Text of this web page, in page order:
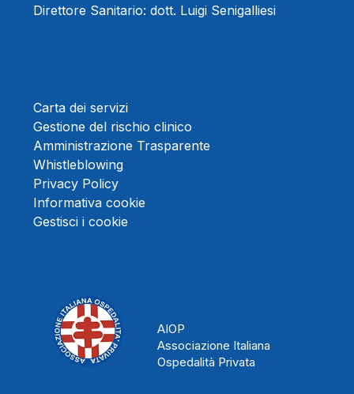
Direttore Sanitario: dott. Luigi Senigalliesi
Carta dei servizi
Gestione del rischio clinico
Amministrazione Trasparente
Whistleblowing
Privacy Policy
Informativa cookie
Gestisci i cookie
AIOP
Associazione Italiana
Ospedalità Privata